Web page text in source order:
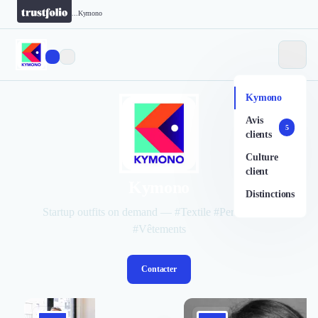
Kymono
Kymono
Avis
clients
5
Culture
client
Distinctions
Startup outfits on demand — #Textile #Personnalisé
#Vêtements
Contacter